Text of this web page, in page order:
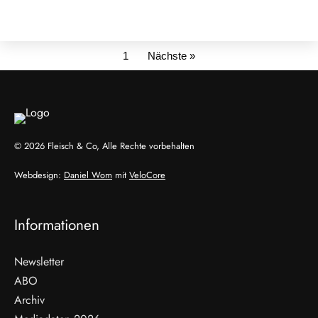
1 Nächste »
© 2026 Fleisch & Co, Alle Rechte vorbehalten
Webdesign: Daniel Wom mit VeloCore
Informationen
Newsletter
ABO
Archiv